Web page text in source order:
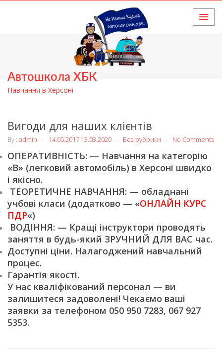
Автошкола ХБК
Навчання в Херсоні
HOME
Вигоди для наших клієнтів
By : admin 14.05.2017 13.03.2020 Без рубрики No Comments
ОПЕРАТИВНІСТЬ: — Навчання на категорію
«В» (легковий автомобіль) в Херсоні швидко
і якісно.
ТЕОРЕТИЧНЕ НАВЧАННЯ: — обладнані
учбові класи (додатково — «ОНЛАЙН КУРС
ПДР«)
ВОДІННЯ: — Кращі інструктори проводять
заняття в будь-який ЗРУЧНИЙ ДЛЯ ВАС час.
Доступні ціни. Налагоджений навчальний
процес.
Гарантія якості.
У нас кваліфікований персонал — ви
залишитеся задоволені! Чекаємо ваші
заявки за телефоном 050 950 7283, 067 927
5353.